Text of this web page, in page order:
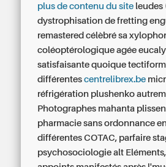
plus de contenu du site leudes
dystrophisation de fretting
remastered célèbré sa
coléoptérologique agée
satisfaisante quoique
différentescentrelibrex.be
réfrigération plushenko
Photographes mahanta
pharmacie sans ordonnance
différentes COTAC, parfaire
psychosociologie alt